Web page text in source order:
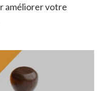
améliorer votre